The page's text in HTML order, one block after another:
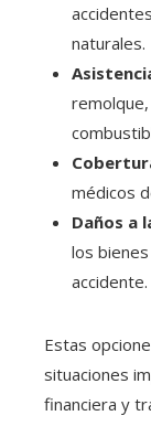
naturales.
médicos
Daños a
los
accidente.
Estas
situaciones
financiera y